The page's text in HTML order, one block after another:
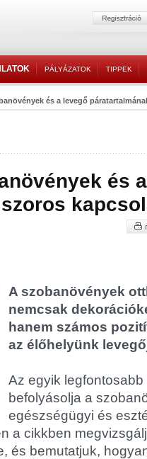
PÁLYÁZATOK TIPPEK
és a levegő
és
A szobanövények
nemcsak
hanem számos
az élőhelyünk
Az egyik
befolyásolja a
egészségügyi és
a cikkben
és bemutatjuk,